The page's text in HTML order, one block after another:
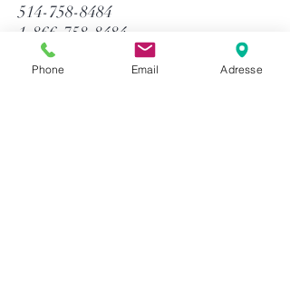
514-758-8484
1-866-758-8484
info@gtequip.com
Phone Email Adresse